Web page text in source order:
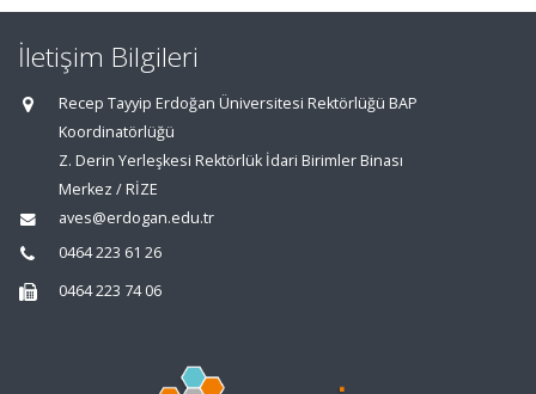
İletişim Bilgileri
Recep Tayyip Erdoğan Üniversitesi Rektörlüğü BAP
Koordinatörlüğü
Z. Derin Yerleşkesi Rektörlük İdari Birimler Binası
Merkez / RİZE
aves@erdogan.edu.tr
0464 223 61 26
0464 223 74 06